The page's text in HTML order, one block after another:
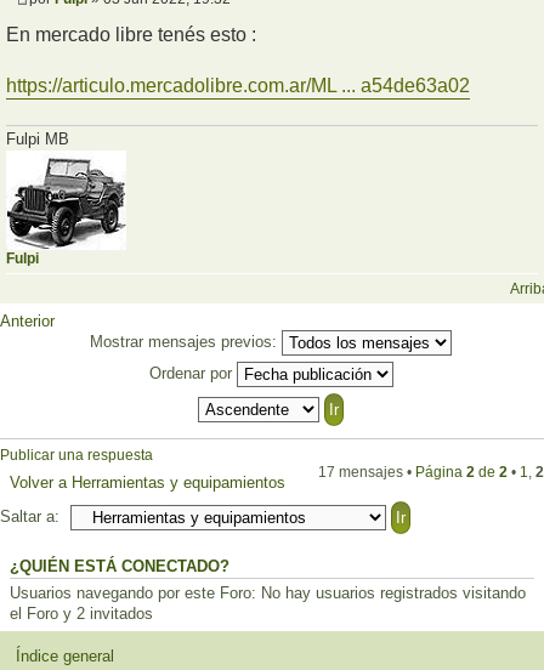
En mercado libre tenés esto :
https://articulo.mercadolibre.com.ar/ML ... a54de63a02
Fulpi MB
Fulpi
Anterior
Mostrar mensajes previos:
Ordenar por
Publicar una respuesta
17 mensajes • Página 2 de 2 • 1, 2
Volver a Herramientas y equipamientos
Saltar a:
¿QUIÉN ESTÁ CONECTADO?
Usuarios navegando por este Foro: No hay usuarios registrados visitando
el Foro y 2 invitados
Índice general